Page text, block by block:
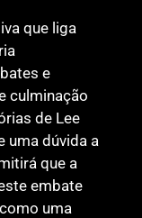
que liga
e
culminação
de Lee
uma dúvida a
que a
embate
uma